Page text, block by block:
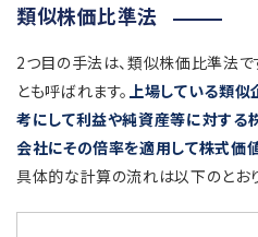
類似株価比準法
2つ目の手法は、類似株価比準法で
とも呼ばれます。 上場している類
考にして利益や純資産等に対する
会社にその倍率を適用して株式価
具体的な計算の流れは以下のとおり